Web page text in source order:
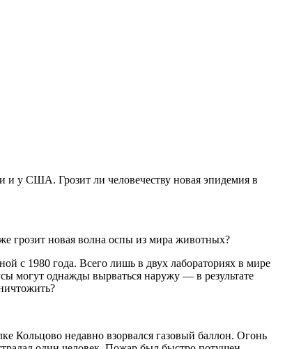
и у США. Грозит ли человечеству новая эпидемия в
грозит новая волна оспы из мира животных?
с 1980 года. Всего лишь в двух лабораториях в мире
могут однажды вырваться наружу — в результате
Кольцово недавно взорвался газовый баллон. Огонь